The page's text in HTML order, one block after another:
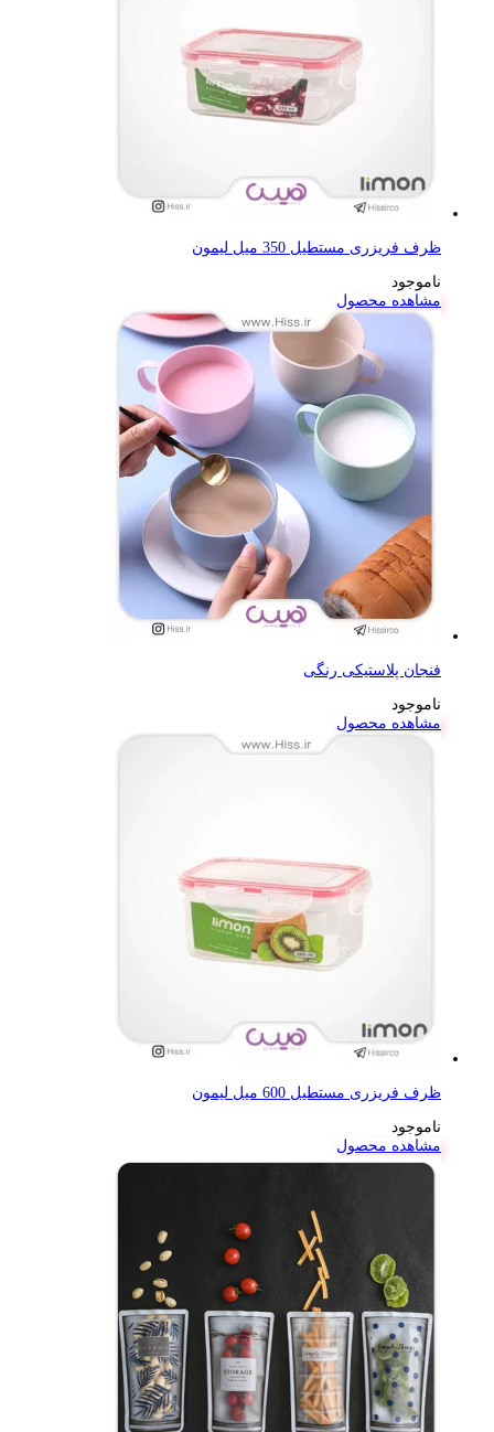
ظرف فریزری مستطیل 350 میل لیمون
ناموجود
مشاهده محصول
فنجان پلاستیکی رنگی
ناموجود
مشاهده محصول
ظرف فریزری مستطیل 600 میل لیمون
ناموجود
مشاهده محصول